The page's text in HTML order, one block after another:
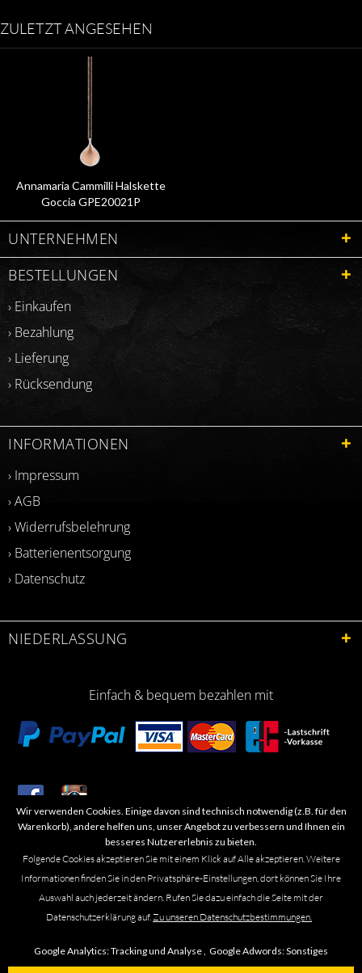
ZULETZT ANGESEHEN
Annamaria Cammilli Halskette
Goccia GPE20021P
UNTERNEHMEN
BESTELLUNGEN
› Einkaufen
› Bezahlung
› Lieferung
› Rücksendung
INFORMATIONEN
› Impressum
› AGB
› Widerrufsbelehrung
› Batterienentsorgung
› Datenschutz
NIEDERLASSUNG
Einfach & bequem bezahlen mit
​Letzte Aktualisierung: 06.2026
Marken- oder Warenzeichen werden in der Regel nicht als solche kenntlich
gemacht. Das Fehlen einer solchen Kennzeichnung bedeutet nicht, dass es
handelt. Alle genannten Marken, Logos, Symbole, Bilder, Designs, Produkt-
Wir verwenden Cookies. Einige davon sind technisch notwendig (z.B. für den
Warenkorb), andere helfen uns, unser Angebot zu verbessern und Ihnen ein
besseres Nutzererlebnis zu bieten.
Folgende Cookies akzeptieren Sie mit einem Klick auf Alle akzeptieren. Weitere
Informationen finden Sie in den Privatsphäre-Einstellungen, dort können Sie Ihre
Auswahl auch jederzeit ändern. Rufen Sie dazu einfach die Seite mit der
Datenschutzerklärung auf.Zu unseren Datenschutzbestimmungen.
Google Analytics:Tracking und Analyse , Google Adwords:Sonstiges